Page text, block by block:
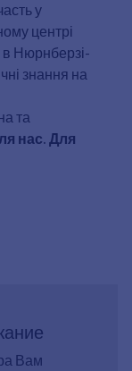
у
центрі
в Нюрнберзі-
знання на
та
нас. Для
Вам